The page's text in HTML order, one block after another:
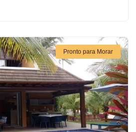
Pronto para Morar